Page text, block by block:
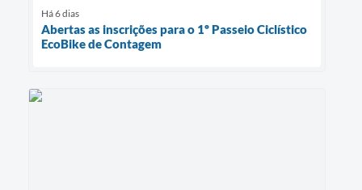
Há 6 dias
Abertas as inscrições para o 1º Passeio Ciclístico
EcoBike de Contagem